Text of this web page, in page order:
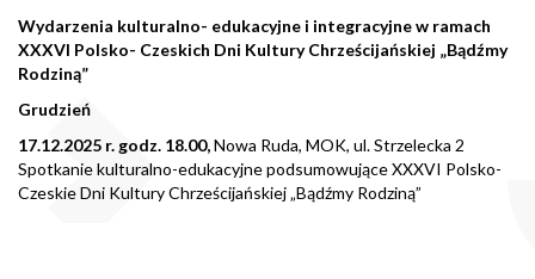
Wydarzenia kulturalno- edukacyjne i integracyjne w ramach
XXXVI Polsko- Czeskich Dni Kultury Chrześcijańskiej „Bądźmy
Rodziną”
Grudzień
17.12.2025 r. godz. 18.00,Nowa Ruda, MOK, ul. Strzelecka 2
Spotkanie kulturalno-edukacyjne podsumowujące XXXVI Polsko-
Czeskie Dni Kultury Chrześcijańskiej „Bądźmy Rodziną”